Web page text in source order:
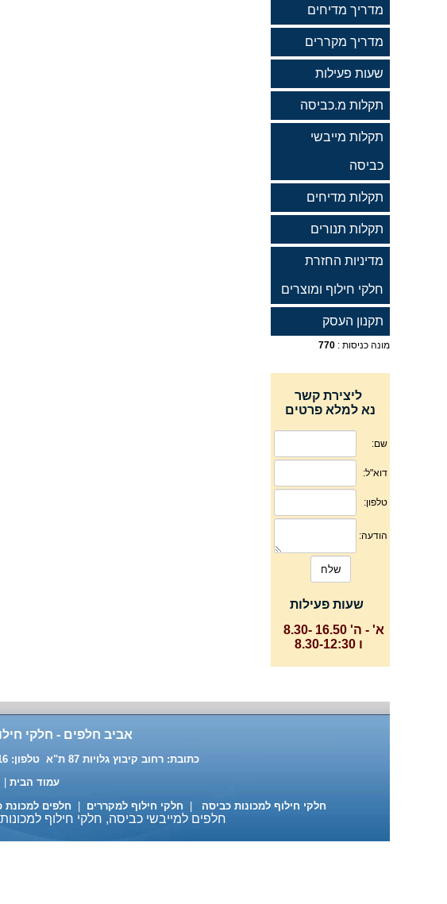
מדריך מדיחים
מדריך מקררים
שעות פעילות
תקלות מ.כביסה
תקלות מייבשי
כביסה
תקלות מדיחים
תקלות תנורים
מדיניות החזרת
חלקי חילוף ומוצרים
תקנון העסק
מונה כניסות : 770
ליצירת קשר
נא למלא פרטים
שעות פעילות
א' - ה' 16.50 -8.30
ו 8.30-12:30
אביב חלפים - חלקי
כתובת: רחוב קיבוץ גלויות 87 ת"א טלפון: 03-6391916 , 03-6883137 נייד: 0522-684890 דוא"ל:
עמוד הבית
חלקי חילוף למכונות כביסה
חלקי חילוף למקררים חלפים למכונת
חלפים למייבשי כביסה, חלקי חילוף